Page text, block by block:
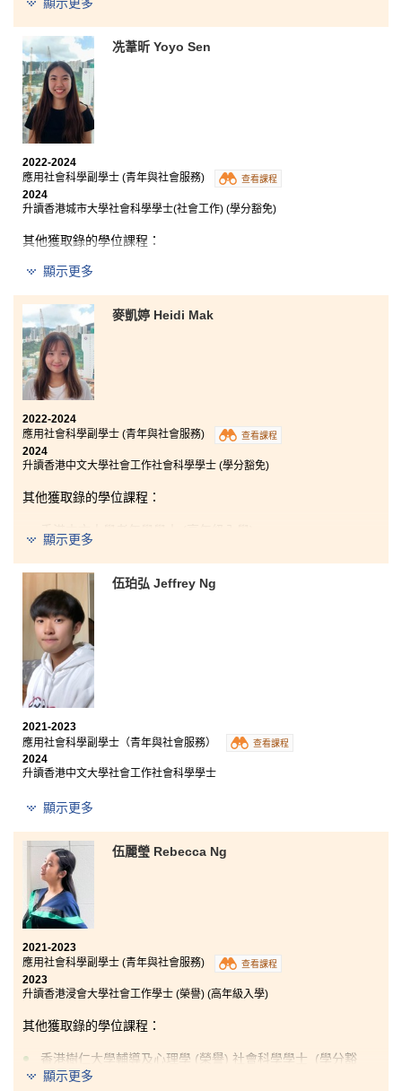
在書院就讀期間，我不但學習了許多學科上的知識，更
掌握了實用的技能，豐富的學習內容為我未來的職業生
涯奠定了堅實的基礎。我非常感謝講師的悉心教導，啟
發並點燃了我對社會科學的熱情。
在這段旅程中，我保持堅定不移的決心努力學習。面對
挑戰，我更是迎難而上，遇強越強！臨近考試和測驗
的提升。這樣的進步不但證明我的學習成果，更是我繼
續追求卓越的動力。我將帶著這些寶貴的經驗，懷著感
恩和信心升讀大學，迎接新的挑戰。
顯示更多
冼葦昕 Yoyo Sen
2022-2024
應用社會科學副學士 (青年與社會服務)
查看課程
2024
升讀香港城市大學社會科學學士(社會工作) (學分豁免)
其他獲取錄的學位課程：
香港大學文理學士 (社會數據科學) (高年級入學)
香港中文大學性別研究社會科學學士 (高年級入學)
香港浸會大學社會工作學士 (榮譽) (高年級入學)
香港教育大學特殊教育榮譽文學士 (高年級入學)
「只要相信夢，定能飛。」 放膽去幻想，先要放膽去嘗
試！ 機會可以由自己創造，所以有機會就要好好捉緊
它！千萬不要在開始前，已認定自己會失敗，無論最後
成功與否，至少曾經努力嘗試過；若未試過就放棄，就
一定不會有達成目標的機會。其實跌倒並不可怕，因為
跌倒反倒讓我們成長得更快，學習到更多，就如我們小
在公開試跌倒，但我把握了入讀書院的機會，如今我已
成功升讀社工學士學位課程了！
在書院學習的兩年，有幸遇到很多好老師、朋友和同
學，讓我有機會向他們學習和成長，朝著夢想進發！感
恩有他們的幫助和陪伴，讓本來在黑暗中迷失的我，再
次找到光芒，引領我到通往夢想的道路，所以請大家繼
續勇於追夢！只要不放棄，定能成功！要記得「心態決
定一切」！
顯示更多
麥凱婷 Heidi Mak
2022-2024
應用社會科學副學士 (青年與社會服務)
查看課程
2024
升讀香港中文大學社會工作社會科學學士 (學分豁免)
其他獲取錄的學位課程：
香港中文大學老年學學士 (高年級入學)
學)
香港大學社會科學學士 (高年級入學)
香港浸會大學社會工作學士 (榮譽) (高年級入學)
香港城市大學社會科學學士 (犯罪學及社會學) (高年級入
學)
香港理工大學應用社會科學 (榮譽) 文學士組合課程 (社會
工作 / 社會政策及社會創業)
香港城市大學社會及行為科學系 (選項：社會科學學士 (犯
罪學及社會學)、社會科學學士 (心理學)、社會科學學士
(社會工作))
所有看似微不足道的每一步，都將在未來某一天讓你看
到努力堅持的意義。
從迷惘到感恩，兩年時光轉眼即逝，充滿不捨。書院提
供多元化的機會豐富了我的學習體驗。感謝一眾講師和
學生輔導主任循循善誘的教導和鼓勵，在升學路上給予
我無限信心，使我能如願獲得心儀的中文大學取錄。兩
年在書院奮鬥的點點滴滴是我最珍貴的回憶，相信也會
成為照亮前路的光，為我未來大學學習奠定基礎。
顯示更多
伍珀弘 Jeffrey Ng
2021-2023
應用社會科學副學士（青年與社會服務）
查看課程
2024
升讀香港中文大學社會工作社會科學學士
其他獲取錄的學位課程：
應用社會科學 (榮譽) 文學士組合課程 (社會工作 / 社會政
策及社會創業)
「千里之行，始於足下」。 在過去兩年的學習裏，我實
在獲益良多。書院不但有經驗豐富的講師教學，還有提
供不同的設施和資源助我達成目標，使我能繼續在香港
中文大學追尋我的夢想。除了得到許多啟發之外，在書
院的生活亦為我帶來與眾不同的體驗，激勵我繼續深
造。除了沉浸在新鮮的學習氛圍中，走出自己的舒適圈
也相當重要。我參加了學生大使計劃，大大提升了我的
領導能力和溝通技巧，也使我變得更加自信。 更重要的
是，我擴闊了自己的交際圈，並在書院認識了許多志同
道合的朋友。
顯示更多
伍麗瑩 Rebecca Ng
2021-2023
應用社會科學副學士 (青年與社會服務)
查看課程
2023
升讀香港浸會大學社會工作學士 (榮譽) (高年級入學)
其他獲取錄的學位課程：
香港樹仁大學輔導及心理學 (榮譽) 社會科學學士 (學分豁
免)
顯示更多